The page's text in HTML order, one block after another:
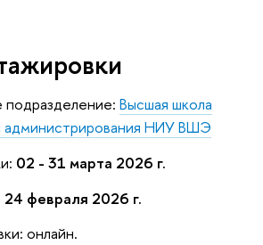
Высшая школа
администрирования НИУ ВШЭ
02 - 31 марта 2026 г.
24 февраля 2026 г.
онлайн.